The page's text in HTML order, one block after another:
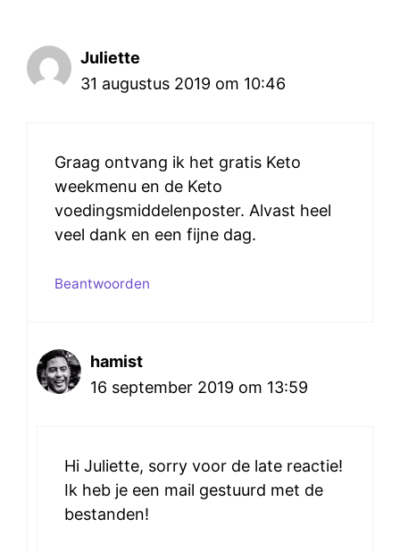
Juliette
31 augustus 2019 om 10:46
Graag ontvang ik het gratis Keto
weekmenu en de Keto
voedingsmiddelenposter. Alvast heel
veel dank en een fijne dag.
Beantwoorden
hamist
16 september 2019 om 13:59
Hi Juliette, sorry voor de late reactie!
Ik heb je een mail gestuurd met de
bestanden!